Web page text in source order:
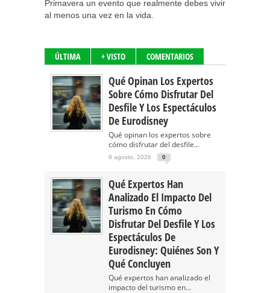
Primavera un evento que realmente debes vivir
al menos una vez en la vida.
ÚLTIMA + VISTO COMENTARIOS
Qué Opinan Los Expertos
Sobre Cómo Disfrutar Del
Desfile Y Los Espectáculos
De Eurodisney
Qué opinan los expertos sobre
cómo disfrutar del desfile...
8 agosto, 2026 0
Qué Expertos Han
Analizado El Impacto Del
Turismo En Cómo
Disfrutar Del Desfile Y Los
Espectáculos De
Eurodisney: Quiénes Son Y
Qué Concluyen
Qué expertos han analizado el
impacto del turismo en...